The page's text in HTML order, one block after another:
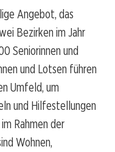
Angebot, das
Bezirken im Jahr
Seniorinnen und
und Lotsen führen
Umfeld, um
und Hilfestellungen
Rahmen der
Wohnen,